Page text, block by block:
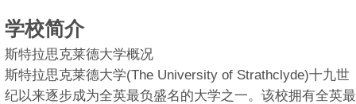
学校简介
斯特拉思克莱德大学概况
斯特拉思克莱德大学(The University of Strathclyde)十九世
纪以来逐步成为全英最负盛名的大学之一。该校拥有全英最